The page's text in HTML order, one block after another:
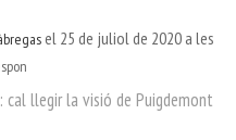
el 25 de juliol de 2020 a les
cal llegir la visió de Puigdemont